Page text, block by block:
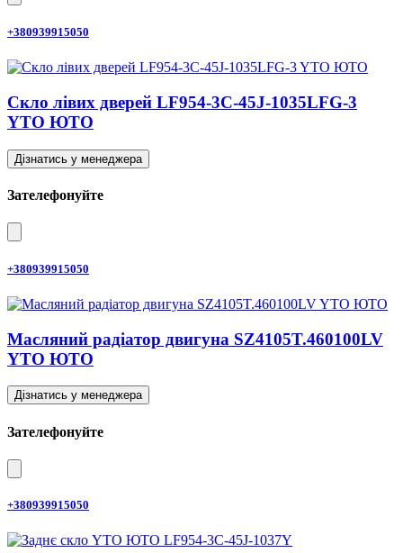
+380939915050
Скло лівих дверей LF954-3C-45J-1035LFG-3
YTO ЮТО
Дізнатись у менеджера
Зателефонуйте
+380939915050
Масляний радіатор двигуна SZ4105T.460100LV
YTO ЮТО
Дізнатись у менеджера
Зателефонуйте
+380939915050